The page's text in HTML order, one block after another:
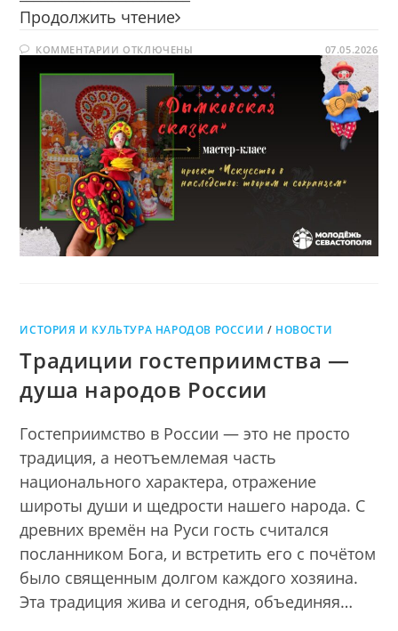
Продолжить чтение Дымковская
КОММЕНТАРИИ К
ЗАПИСИ
ДЫМКОВСКАЯ
СКАЗКА
ОТКЛЮЧЕНЫ 07.05.2026
ИСТОРИЯ И КУЛЬТУРА НАРОДОВ РОССИИ / НОВОСТИ
Традиции гостеприимства —
душа народов России
Гостеприимство в России — это не просто
традиция, а неотъемлемая часть
национального характера, отражение
широты души и щедрости нашего народа. С
древних времён на Руси гость считался
посланником Бога, и встретить его с почётом
было священным долгом каждого хозяина.
Эта традиция жива и сегодня, объединяя…